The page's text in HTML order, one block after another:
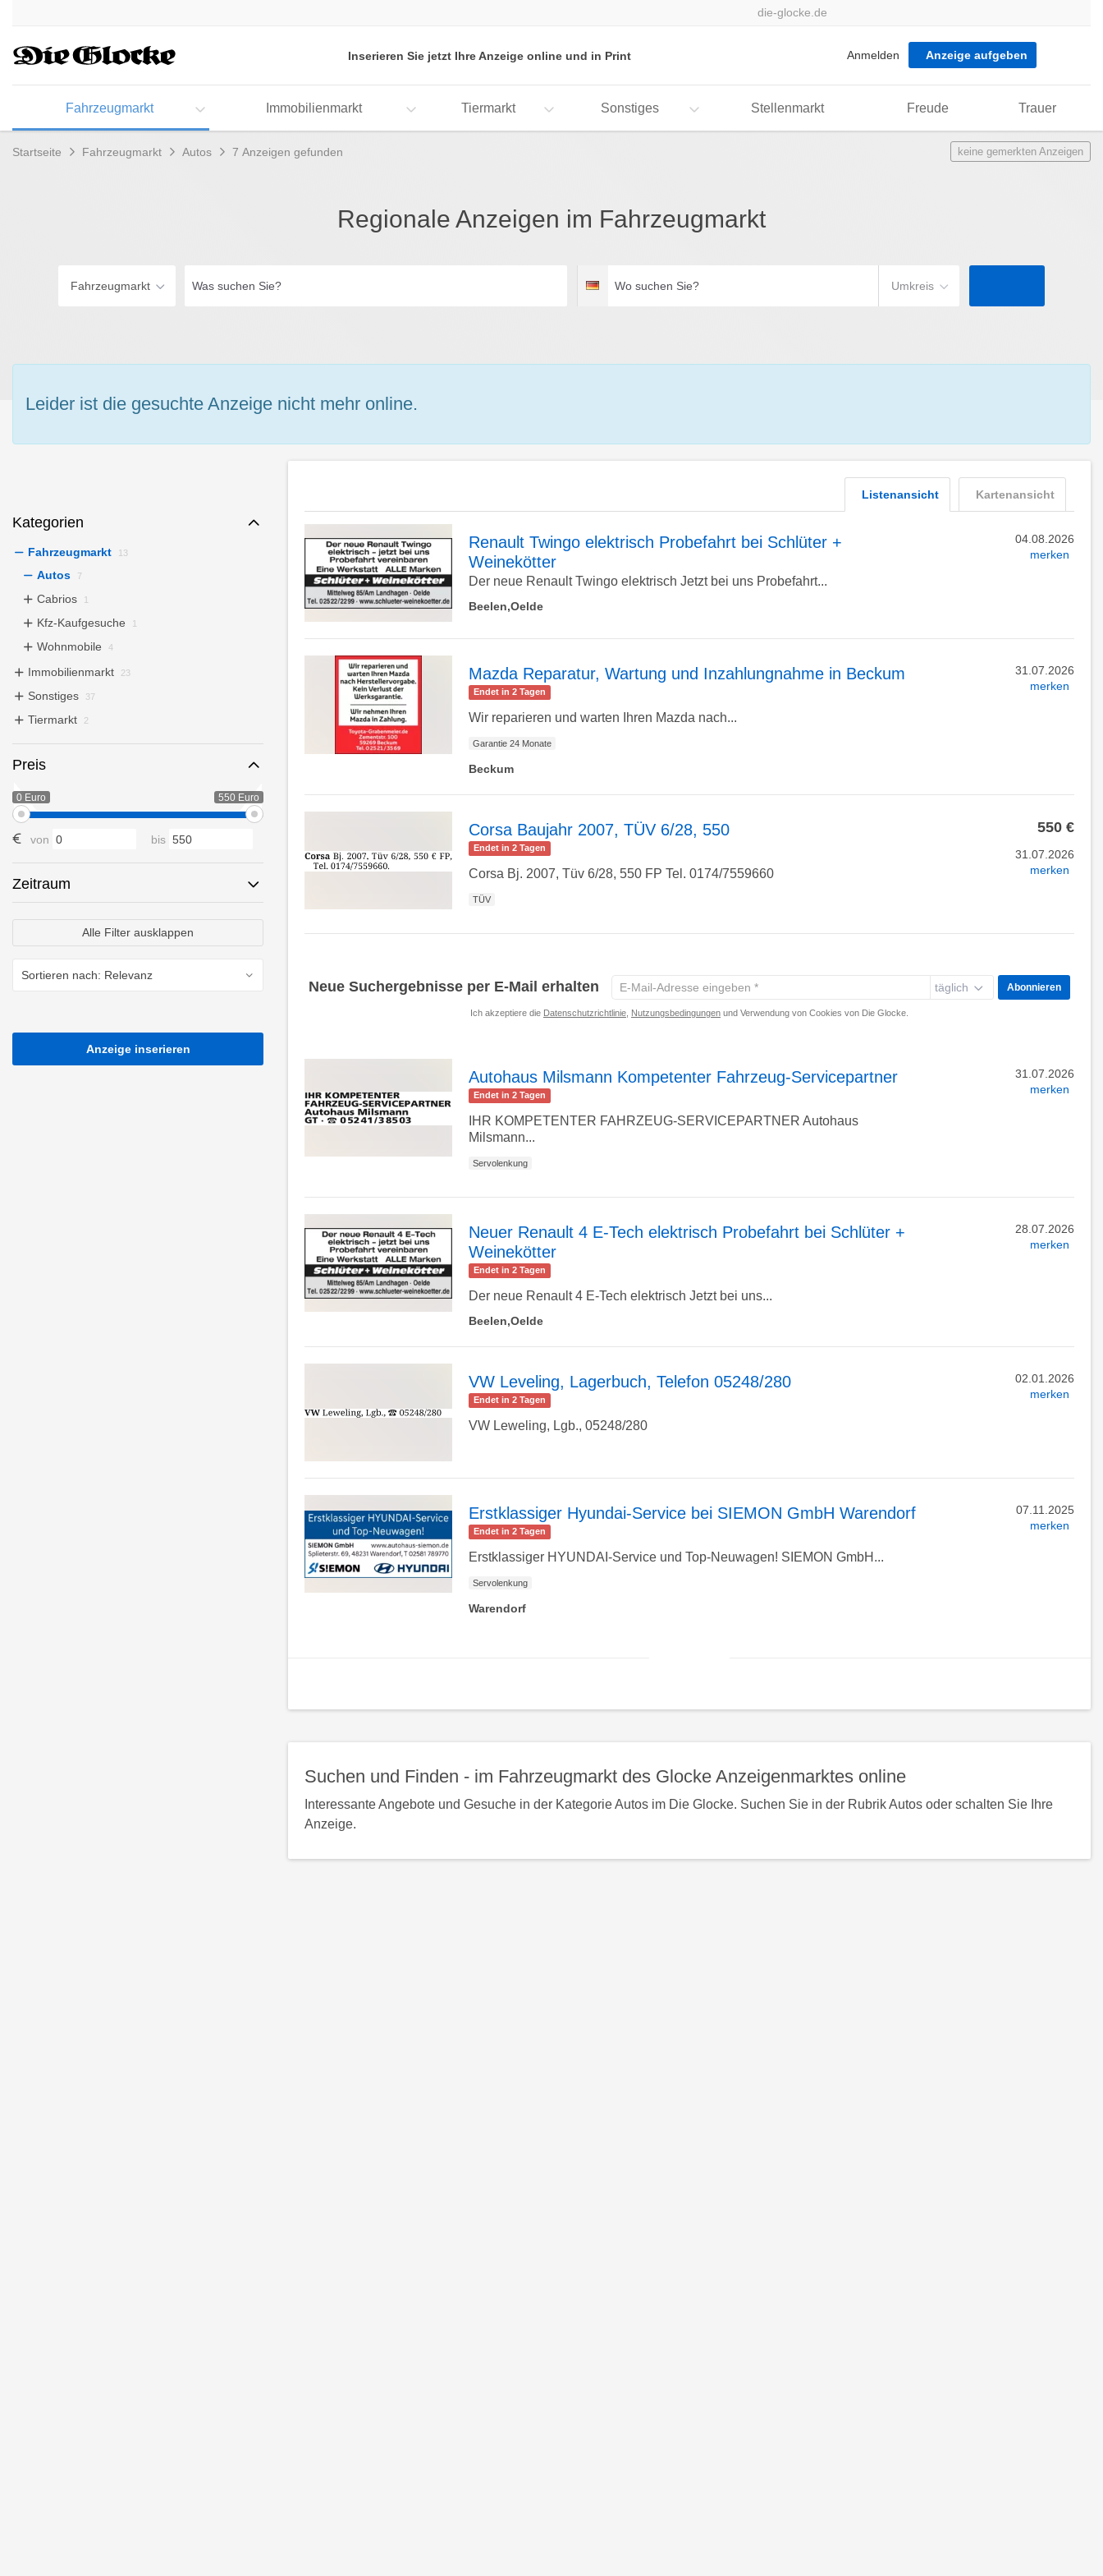
aktivieren
zur
die-glocke.de
Inserieren Sie jetzt Ihre Anzeige online und in Print Anmelden Anzeige aufgeben
Fahrzeugmarkt Immobilienmarkt Tiermarkt Sonstiges Stellenmarkt Freude Trauer
Startseite Fahrzeugmarkt Autos 7 Anzeigen gefunden keine gemerkten Anzeigen
Regionale Anzeigen im Fahrzeugmarkt
Fahrzeugmarkt
suchen
Deutschland
suchen
Umkreis
Leider ist die gesuchte Anzeige nicht mehr online.
Kategorien
Fahrzeugmarkt 13
Autos 7
Cabrios 1
Kfz-Kaufgesuche 1
Wohnmobile 4
Immobilienmarkt 23
Sonstiges 37
Tiermarkt 2
Preis
0 Euro 550 Euro
von bis
Zeitraum
Alle Filter ausklappen
Anzeige inserieren
Kartenansicht
Listenansicht
Detailseite
Renault Twingo elektrisch Probefahrt bei Schlüter +
Weinekötter
Der neue Renault Twingo elektrisch Jetzt bei uns Probefahrt...
Beelen,Oelde
04.08.2026
merken
Mazda Reparatur, Wartung und Inzahlungnahme in Beckum
Endet in 2 Tagen
Wir reparieren und warten Ihren Mazda nach...
Garantie 24 Monate
Beckum
31.07.2026
merken
zur
Corsa Baujahr 2007, TÜV 6/28, 550
Endet in 2 Tagen
Corsa Bj. 2007, Tüv 6/28, 550 FP Tel. 0174/7559660
TÜV
550 €
31.07.2026
merken
Neue Suchergebnisse per E-Mail erhalten
E-
Mail-
*
täglich Abonnieren
Ich akzeptiere die Datenschutzrichtlinie Nutzungsbedingungen und Verwendung von Cookies von Die Glocke.
Autohaus Milsmann Kompetenter Fahrzeug-Servicepartner
Endet in 2 Tagen
IHR KOMPETENTER FAHRZEUG-SERVICEPARTNER Autohaus
Milsmann...
Servolenkung
31.07.2026
merken
Neuer Renault 4 E-Tech elektrisch Probefahrt bei Schlüter +
Weinekötter
Endet in 2 Tagen
Der neue Renault 4 E-Tech elektrisch Jetzt bei uns...
Beelen,Oelde
28.07.2026
merken
zur
Detailseite
VW Leveling, Lagerbuch, Telefon 05248/280
Endet in 2 Tagen
VW Leweling, Lgb., 05248/280
02.01.2026
merken
zur
Erstklassiger Hyundai-Service bei SIEMON GmbH Warendorf
Endet in 2 Tagen
Erstklassiger HYUNDAI-Service und Top-Neuwagen! SIEMON GmbH...
Servolenkung
Warendorf
07.11.2025
merken
oben
Suchen und Finden - im Fahrzeugmarkt des Glocke Anzeigenmarktes online
Interessante Angebote und Gesuche in der Kategorie Autos im Die Glocke. Suchen Sie in der Rubrik Autos oder schalten Sie Ihre
Anzeige.